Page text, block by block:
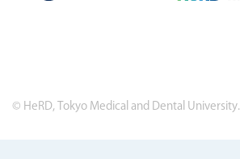
© HeRD, Tokyo Medical and Dental University.